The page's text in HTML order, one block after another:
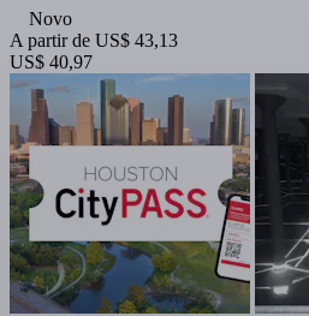
Novo
A partir de US$ 43,13
US$ 40,97